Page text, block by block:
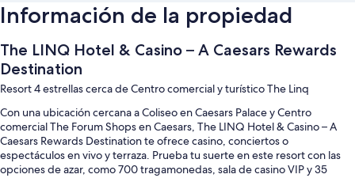
Información de la propiedad
The LINQ Hotel & Casino – A Caesars Rewards
Destination
Resort 4 estrellas cerca de Centro comercial y turístico The Linq
Con una ubicación cercana a Coliseo en Caesars Palace y Centro
comercial The Forum Shops en Caesars, The LINQ Hotel & Casino – A
Caesars Rewards Destination te ofrece casino, conciertos o
espectáculos en vivo y terraza. Prueba tu suerte en este resort con las
opciones de azar, como 700 tragamonedas, sala de casino VIP y 35